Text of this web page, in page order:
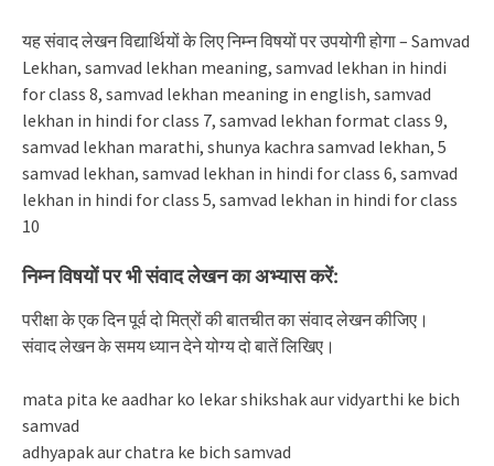
यह संवाद लेखन विद्यार्थियों के लिए निम्न विषयों पर उपयोगी होगा – Samvad
Lekhan, samvad lekhan meaning, samvad lekhan in hindi
for class 8, samvad lekhan meaning in english, samvad
lekhan in hindi for class 7, samvad lekhan format class 9,
samvad lekhan marathi, shunya kachra samvad lekhan, 5
samvad lekhan, samvad lekhan in hindi for class 6, samvad
lekhan in hindi for class 5, samvad lekhan in hindi for class
10
निम्न विषयों पर भी संवाद लेखन का अभ्यास करें:
परीक्षा के एक दिन पूर्व दो मित्रों की बातचीत का संवाद लेखन कीजिए।
संवाद लेखन के समय ध्यान देने योग्य दो बातें लिखिए।
mata pita ke aadhar ko lekar shikshak aur vidyarthi ke bich
samvad
adhyapak aur chatra ke bich samvad